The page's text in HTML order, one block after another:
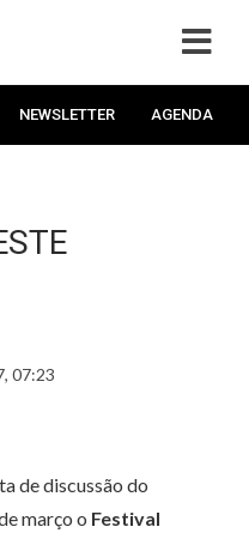
NEWSLETTER AGENDA
07:23
de discussão do
março o Festival